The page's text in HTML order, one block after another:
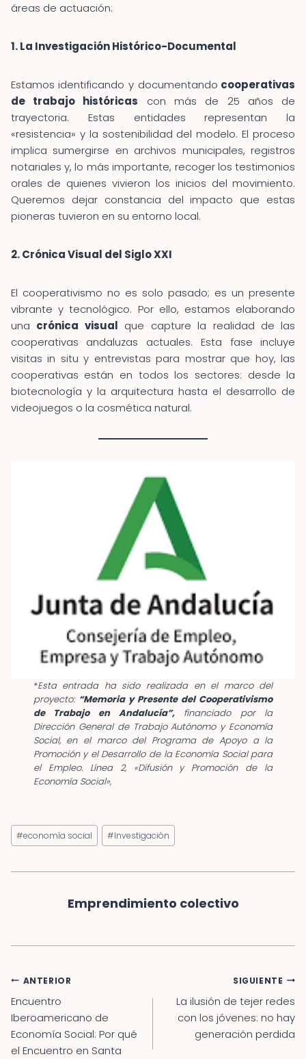
áreas de actuación:
1. La Investigación Histórico-Documental
Estamos identificando y documentando cooperativas
de trabajo históricas con más de 25 años de
trayectoria. Estas entidades representan la
«resistencia» y la sostenibilidad del modelo. El proceso
implica sumergirse en archivos municipales, registros
notariales y, lo más importante, recoger los testimonios
orales de quienes vivieron los inicios del movimiento.
Queremos dejar constancia del impacto que estas
pioneras tuvieron en su entorno local.
2. Crónica Visual del Siglo XXI
El cooperativismo no es solo pasado; es un presente
vibrante y tecnológico. Por ello, estamos elaborando
una crónica visual que capture la realidad de las
cooperativas andaluzas actuales. Esta fase incluye
visitas in situ y entrevistas para mostrar que hoy, las
cooperativas están en todos los sectores: desde la
biotecnología y la arquitectura hasta el desarrollo de
videojuegos o la cosmética natural.
*Esta entrada ha sido realizada en el marco del
proyecto: “Memoria y Presente del Cooperativismo
de Trabajo en Andalucía”,financiado por la
Dirección General de Trabajo Autónomo y Economía
Social, en el marco del Programa de Apoyo a la
Promoción y el Desarrollo de la Economía Social para
el Empleo.
Línea 2, «Difusión y Promoción de la
Economía Social»,
Etiquetas
de
#economía social #Investigación
Emprendimiento colectivo
Navegación
de
entradas
ANTERIOR
Encuentro
Iberoamericano de
Economía Social: Por qué
el Encuentro en Santa
SIGUIENTE
La ilusión de tejer redes
con los jóvenes: no hay
generación perdida